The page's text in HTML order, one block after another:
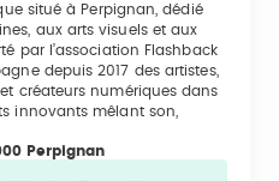
situé à Perpignan, dédié
aux arts visuels et aux
par l’association Flashback
depuis 2017 des artistes,
créateurs numériques dans
innovants mêlant son,
Perpignan